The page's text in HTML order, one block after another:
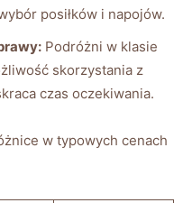
posiłków i napojów.
Podróżni ⁣w klasie⁣
skorzystania‌ z
czas oczekiwania.
w ⁣typowych cenach